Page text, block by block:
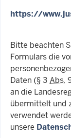
https://
Bitte beachten
Formulars die
Daten (§ 3 Abs.
an die
übermittelt und
verwendet
unsere